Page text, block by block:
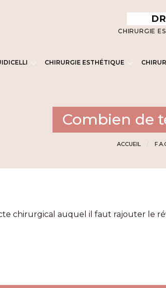
CHIRURGIE
CHIRURGIE ESTHÉTIQUE
Combien de
ACCUEIL
chirurgical auquel il faut rajouter le